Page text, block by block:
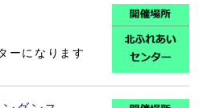
ーになります